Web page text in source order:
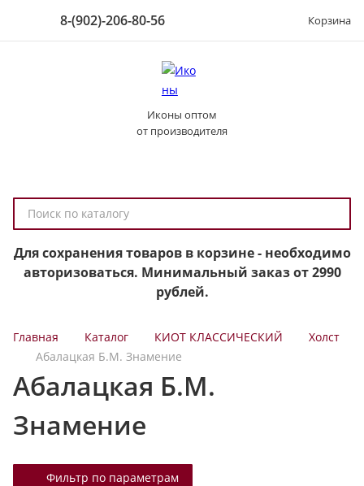
8-(902)-206-80-56 Корзина
Иконы оптом
от производителя
о
и
с
к
т
а
л
о
Для сохранения товаров в корзине - необходимо
авторизоваться. Минимальный заказ от 2990
рублей.
Главная Каталог КИОТ КЛАССИЧЕСКИЙ
Холст
Абалацкая Б.М. Знамение
Абалацкая Б.М.
Знамение
Фильтр по параметрам